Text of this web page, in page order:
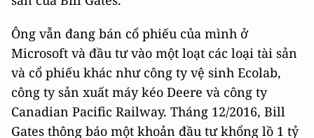
Ông vẫn đang bán cổ phiếu của mình ở
Microsoft và đầu tư vào một loạt các loại tài sản
và cổ phiếu khác như công ty vệ sinh Ecolab,
công ty sản xuất máy kéo Deere và công ty
Canadian Pacific Railway. Tháng 12/2016, Bill
Gates thông báo một khoản đầu tư khổng lồ 1 tỷ